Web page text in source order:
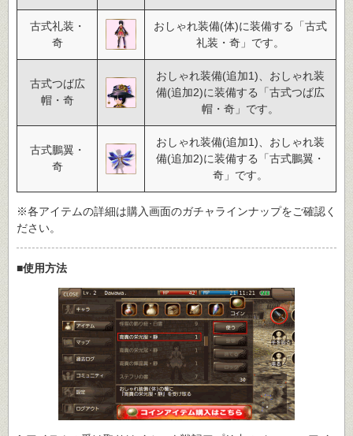
古式礼装・
奇
おしゃれ装備(体)に装備する「古式
礼装・奇」です。
古式つば広
帽・奇
おしゃれ装備(追加1)、おしゃれ装
備(追加2)に装備する「古式つば広
帽・奇」です。
古式鵬翼・
奇
おしゃれ装備(追加1)、おしゃれ装
備(追加2)に装備する「古式鵬翼・
奇」です。
※各アイテムの詳細は購入画面のガチャラインナップをご確認く
ださい。
■使用方法